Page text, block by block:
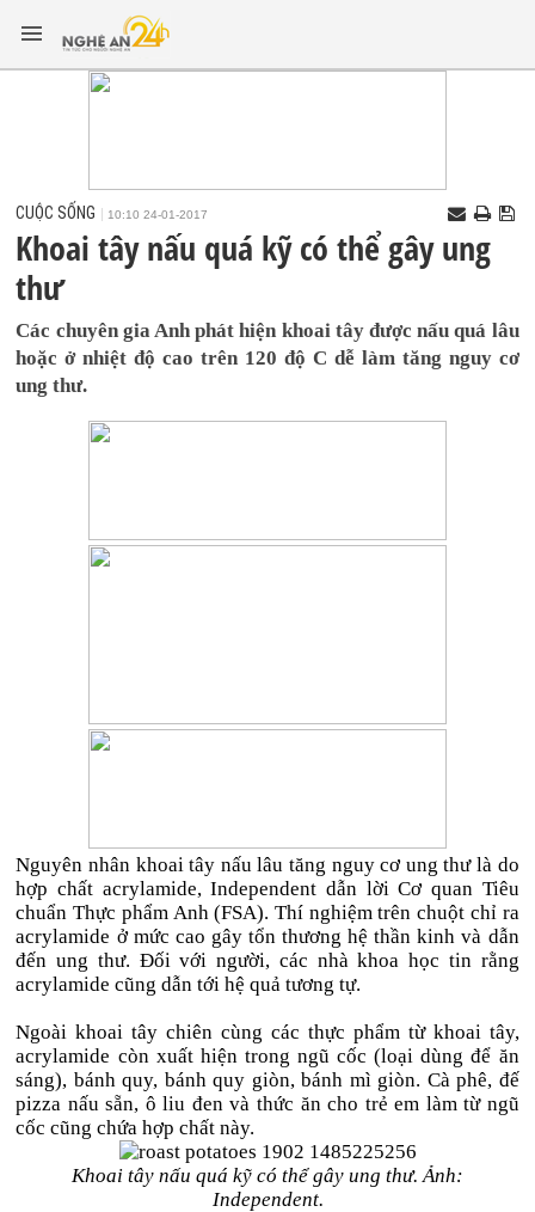
CUỘC SỐNG 10:10 24-01-2017
Khoai tây nấu quá kỹ có thể gây ung
thư
Các chuyên gia Anh phát hiện khoai tây được nấu quá lâu
hoặc ở nhiệt độ cao trên 120 độ C dễ làm tăng nguy cơ
ung thư.
Nguyên nhân khoai tây nấu lâu tăng nguy cơ ung thư là do
hợp chất acrylamide, Independent dẫn lời Cơ quan Tiêu
chuẩn Thực phẩm Anh (FSA). Thí nghiệm trên chuột chỉ ra
acrylamide ở mức cao gây tổn thương hệ thần kinh và dẫn
đến ung thư. Đối với người, các nhà khoa học tin rằng
acrylamide cũng dẫn tới hệ quả tương tự.
Ngoài khoai tây chiên cùng các thực phẩm từ khoai tây,
acrylamide còn xuất hiện trong ngũ cốc (loại dùng để ăn
sáng), bánh quy, bánh quy giòn, bánh mì giòn. Cà phê, đế
pizza nấu sẵn, ô liu đen và thức ăn cho trẻ em làm từ ngũ
cốc cũng chứa hợp chất này.
Khoai tây nấu quá kỹ có thể gây ung thư. Ảnh:
Independent.